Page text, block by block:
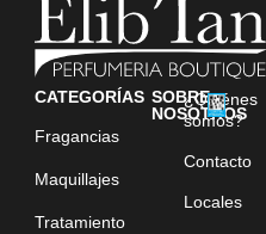
CATEGORÍAS
Fragancias
Maquillajes
Tratamiento
SOBRE
NOSOTROS
¿Quiénes
somos?
Contacto
Locales